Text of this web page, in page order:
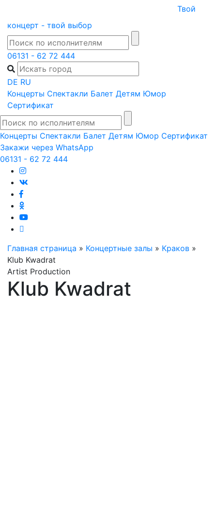
content
Твой
концерт - твой выбор
06131 - 62 72 444
DE RU
Концерты Спектакли Балет Детям Юмор
Сертификат
Концерты Спектакли Балет Детям Юмор Сертификат
Закажи через WhatsApp
06131 - 62 72 444
Главная страница » Концертные залы » Краков »
Klub Kwadrat
Artist Production
Klub Kwadrat